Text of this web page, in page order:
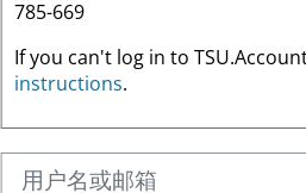
785-669
If you can't log in to
instructions.